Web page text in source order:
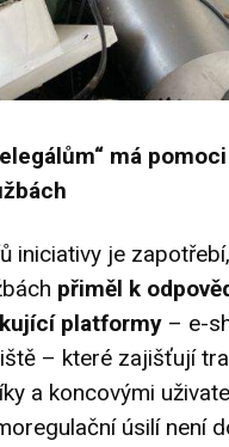
má
iniciativy je
přiměl k
platformy – e-
– které zajišťují
a koncovými
úsilí není